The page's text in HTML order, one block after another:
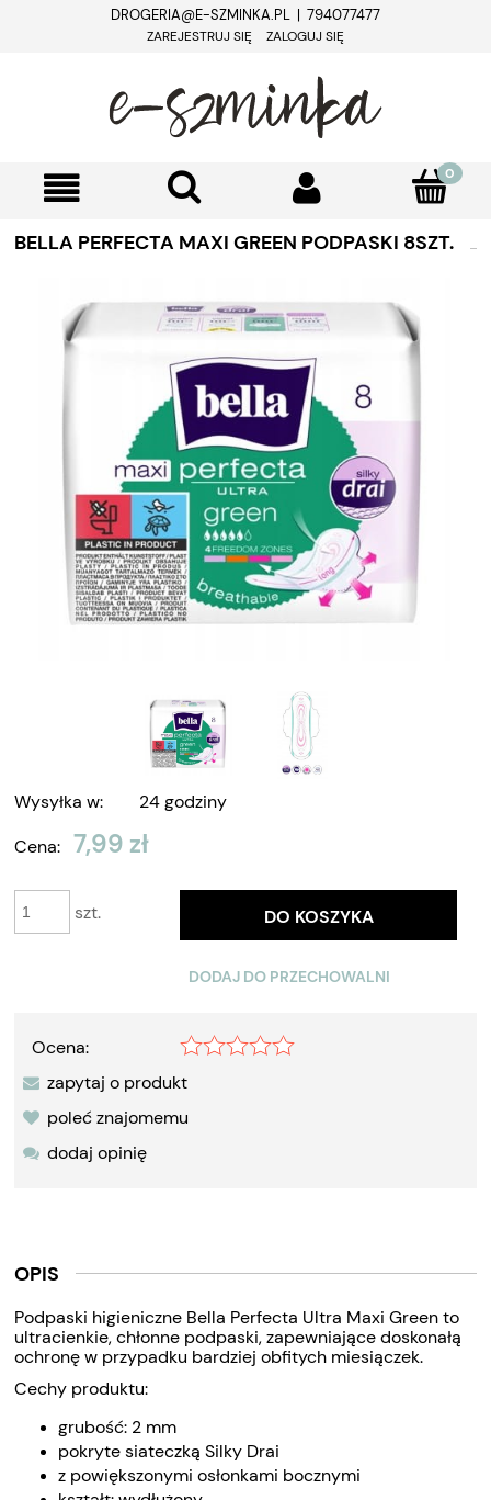
DROGERIA@E-SZMINKA.PL | 794077477
ZAREJESTRUJ SIĘ ZALOGUJ SIĘ
BELLA PERFECTA MAXI GREEN PODPASKI 8SZT.
Wysyłka w:
24 godziny
Cena: 7,99 zł
szt. DO KOSZYKA
DODAJ DO PRZECHOWALNI
Ocena:
zapytaj o produkt
poleć znajomemu
dodaj opinię
OPIS
Podpaski higieniczne Bella Perfecta Ultra Maxi Green to
ultracienkie, chłonne podpaski, zapewniające doskonałą
ochronę w przypadku bardziej obfitych miesiączek.
Cechy produktu:
grubość: 2 mm
pokryte siateczką Silky Drai
z powiększonymi osłonkami bocznymi